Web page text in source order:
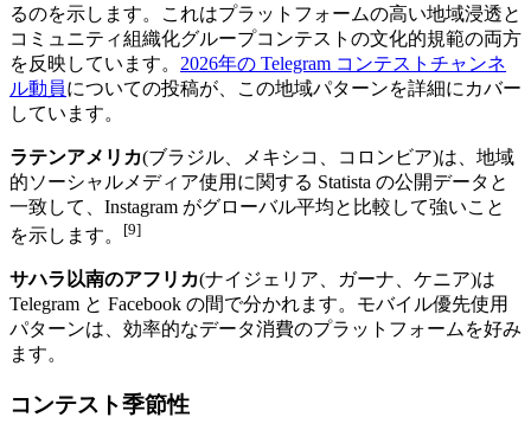
るのを示します。これはプラットフォームの高い地域浸透と
コミュニティ組織化グループコンテストの文化的規範の両方
を反映しています。 2026年の Telegram コンテストチャンネ
ル動員についての投稿が、この地域パターンを詳細にカバー
しています。
ラテンアメリカ(ブラジル、メキシコ、コロンビア)は、地域
的ソーシャルメディア使用に関する Statista の公開データと
一致して、Instagram がグローバル平均と比較して強いこと
を示します。
[9]
サハラ以南のアフリカ(ナイジェリア、ガーナ、ケニア)は
Telegram と Facebook の間で分かれます。モバイル優先使用
パターンは、効率的なデータ消費のプラットフォームを好み
ます。
コンテスト季節性